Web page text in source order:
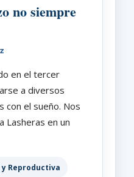
no siempre
en el tercer
a diversos
con el sueño. Nos
Lasheras en un
Reproductiva